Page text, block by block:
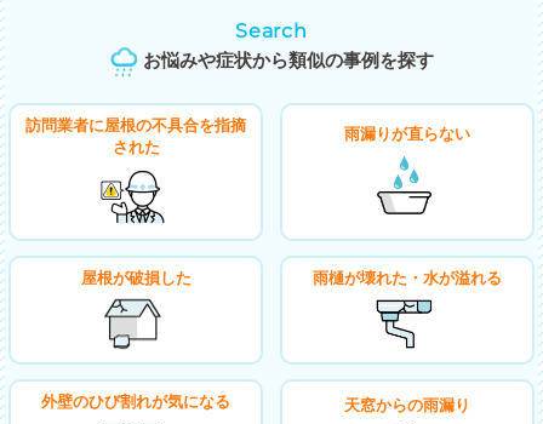
お悩みや症状から類似の事例を探す
Search
訪問業者に屋根の不具合を指摘
された
雨漏りが直らない
屋根が破損した 雨樋が壊れた・水が溢れる
外壁のひび割れが気になる 天窓からの雨漏り